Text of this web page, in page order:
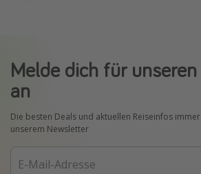
Melde dich für
an
Die besten Deals und aktuellen Reiseinfos
unserem Newsletter